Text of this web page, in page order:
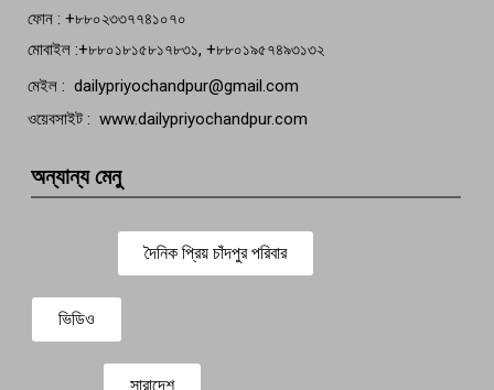
ফোন : +৮৮০২৩৩৭৭৪১০৭০
মোবাইল :+৮৮০১৮১৫৮১৭৮৩১, +৮৮০১৯৫৭৪৯৩১৩২
মেইল : dailypriyochandpur@gmail.com
ওয়েবসাইট : www.dailypriyochandpur.com
অন্যান্য মেনু
দৈনিক প্রিয় চাঁদপুর পরিবার
ভিডিও
সারাদেশ